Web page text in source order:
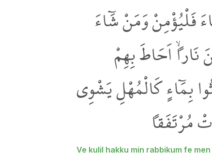
فَلْيُؤْمِنْ وَمَنْ شَٓاءَ
نَاراًۙ اَحَاطَ بِهِمْ
بِمَٓاءٍ كَالْمُهْلِ يَشْوِي
مُرْتَفَقاً
Ve kulil hakku min rabbikum fe